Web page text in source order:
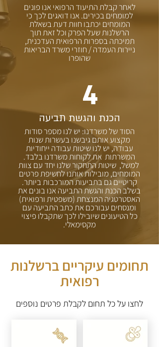
לאחר קבלת התיעוד הרפואי אנו פונים
למומחים בכירים. אנו דואגים לכך כי
המומחים יכתבו חוות דעת בשאלת
הרשלנות שעל הפרק וכל זאת תוך
תמיכתה בספרות הרפואית העדכנית,
ניירות העמדה / חוזרי משרד הבריאות
שהופרו
4
הכנת והגשת תביעה
הסוד של משרדנו: יש לנו מספר סודות
מקצוע אותם גיבשנו בעשרות שנות
עבודה, יש לנו שיטות עבודה ייחודיות
המשרתות את לקוחות משרדנו בלבד.
למשל, שיטות התחקור שלנו יחד עם צוות
המומחים, מובילות אותנו לחשיפת פרטים
קריטיים גם בתביעות המורכבות ביותר.
בשלב הכנת והגשת התביעה אנו בונים את
האסטרטגיה המנצחת (משפטית ורפואית)
ומנסחים עבורכם את כתב התביעה עם
כל הטיעונים שיובילו לכך שתקבלו פיצוי
מקסימאלי.
תחומים עיקריים ברשלנות
רפואית
לחצו על כל תחום לקבלת פרטים נוספים